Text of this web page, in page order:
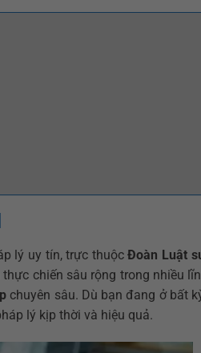
lý uy tín, trực thuộcĐoàn Luật
chiến sâu rộng trong nhiều
chuyên sâu. Dù bạn đang ở bất
lý kịp thời và hiệu quả.